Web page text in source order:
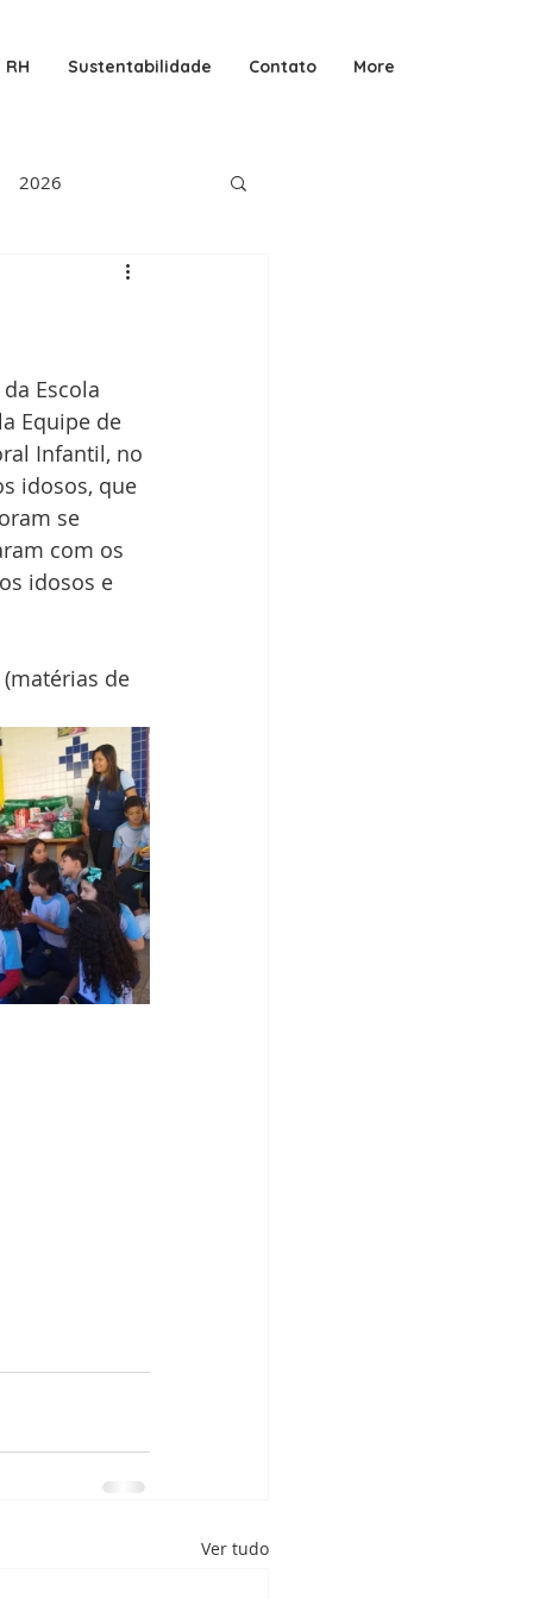
RH Sustentabilidade Contato More
2026
Escola
Equipe de
Infantil, no
idosos, que
se
com os
idosos e
de
Ver tudo